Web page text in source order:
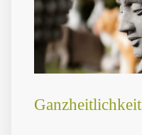
Ganzheitlichkeit